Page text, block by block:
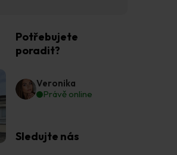
Potřebujete
poradit?
Veronika
Právě online
Sledujte nás